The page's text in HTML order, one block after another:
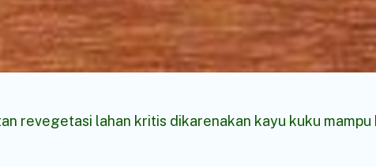
revegetasi lahan kritis dikarenakan kayu kuku mampu